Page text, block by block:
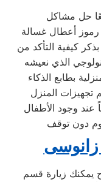
حل مشاكل
أعطال غسالة
كيفية التأكد من
الذي نعيشه
بطابع الذكاء
تجهيزات المنزل
عند وجود الأطفال
يمكنك زيارة قسم